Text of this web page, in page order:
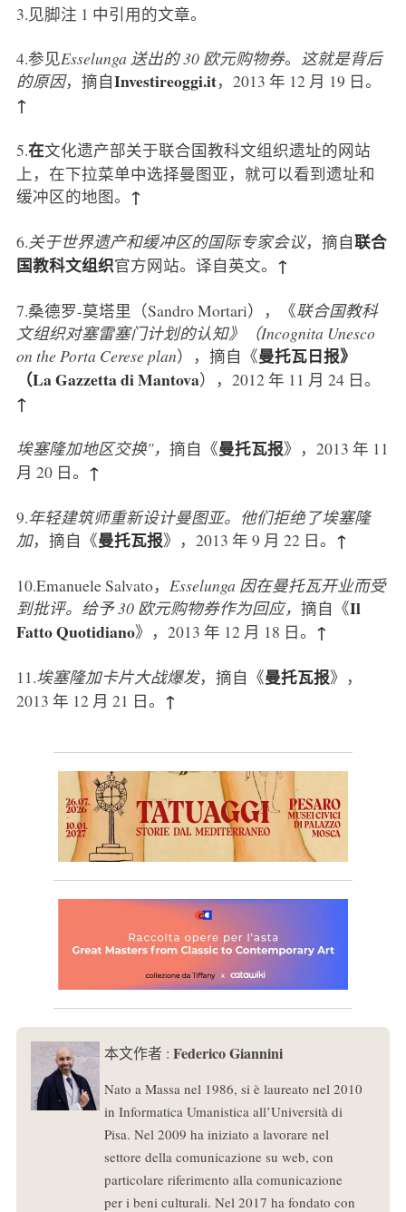
3.见脚注 1 中引用的文章。
4.参见Esselunga 送出的 30 欧元购物券。 这就是背后
的原因，摘自Investireoggi.it，2013 年 12 月 19 日。
↑
5.在文化遗产部关于联合国教科文组织遗址的网站
上，在下拉菜单中选择曼图亚，就可以看到遗址和
缓冲区的地图。 ↑
6.关于世界遗产和缓冲区的国际专家会议，摘自联合
国教科文组织官方网站。译自英文。 ↑
7.桑德罗-莫塔里（Sandro Mortari），《联合国教科
文组织对塞雷塞门计划的认知》（Incognita Unesco
on the Porta Cerese plan），摘自《曼托瓦日报》
（La Gazzetta di Mantova），2012 年 11 月 24 日。
↑
埃塞隆加地区交换"， 摘自《曼托瓦报》，2013 年 11
月 20 日。 ↑
9.年轻建筑师重新设计曼图亚。他们拒绝了埃塞隆
加，摘自《曼托瓦报》，2013 年 9 月 22 日。 ↑
10.Emanuele Salvato， Esselunga 因在曼托瓦开业而受
到批评。给予 30 欧元购物券作为回应， 摘自《Il
Fatto Quotidiano》，2013 年 12 月 18 日。 ↑
11.埃塞隆加卡片大战爆发，摘自《曼托瓦报》，
2013 年 12 月 21 日。 ↑
本文作者 : Federico Giannini
Nato a Massa nel 1986, si è laureato nel 2010
in Informatica Umanistica all’Università di
Pisa. Nel 2009 ha iniziato a lavorare nel
settore della comunicazione su web, con
particolare riferimento alla comunicazione
per i beni culturali. Nel 2017 ha fondato con